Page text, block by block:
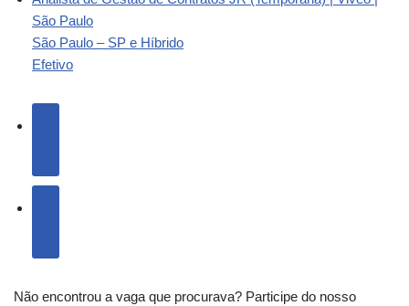
São Paulo
São Paulo – SP e Híbrido
Efetivo
Não encontrou a vaga que procurava? Participe do nosso